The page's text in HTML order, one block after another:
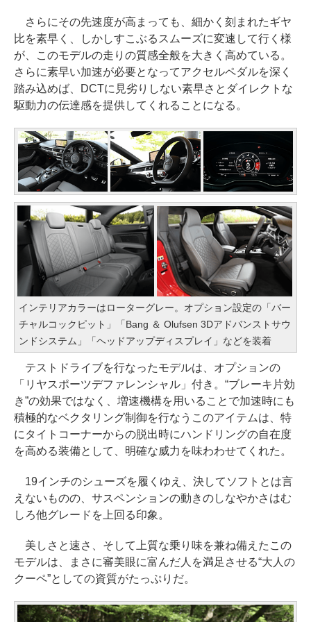
さらにその先速度が高まっても、細かく刻まれたギヤ
比を素早く、しかしすこぶるスムーズに変速して行く様
が、このモデルの走りの質感全般を大きく高めている。
さらに素早い加速が必要となってアクセルペダルを深く
踏み込めば、DCTに見劣りしない素早さとダイレクトな
駆動力の伝達感を提供してくれることになる。
インテリアカラーはローターグレー。オプション設定の「バー
チャルコックピット」「Bang ＆ Olufsen 3Dアドバンストサウ
ンドシステム」「ヘッドアップディスプレイ」などを装着
テストドライブを行なったモデルは、オプションの
「リヤスポーツデファレンシャル」付き。“ブレーキ片効
き”の効果ではなく、増速機構を用いることで加速時にも
積極的なベクタリング制御を行なうこのアイテムは、特
にタイトコーナーからの脱出時にハンドリングの自在度
を高める装備として、明確な威力を味わわせてくれた。
19インチのシューズを履くゆえ、決してソフトとは言
えないものの、サスペンションの動きのしなやかさはむ
しろ他グレードを上回る印象。
美しさと速さ、そして上質な乗り味を兼ね備えたこの
モデルは、まさに審美眼に富んだ人を満足させる“大人の
クーペ”としての資質がたっぷりだ。